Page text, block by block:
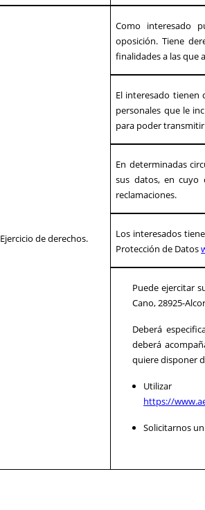
Ejercicio de derechos.
Como interesado
oposición. Tiene
finalidades a las que
El interesado
personales que le
para poder
En determinadas
sus datos, en cuyo
reclamaciones.
Los interesados
Protección de Datos
Puede ejercitar
Cano, 28925-
Deberá
deberá
quiere disponer
https://
Solicitarnos